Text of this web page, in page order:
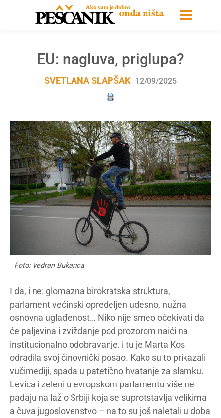
EU: nagluva, priglupa?
SVETLANA SLAPŠAK 12/09/2025
Foto: Vedran Bukarica
I da, i ne: glomazna birokratska struktura,
parlament većinski opredeljen udesno, nužna
osnovna uglađenost… Niko nije smeo očekivati da
će paljevina i zviždanje pod prozorom naići na
institucionalno odobravanje, i tu je Marta Kos
odradila svoj činovnički posao. Kako su to prikazali
vučimediji, spada u patetično hvatanje za slamku.
Levica i zeleni u evropskom parlamentu više ne
padaju na laž o Srbiji koja se suprotstavlja velikima
a čuva jugoslovenstvo – na to su još naletali u doba